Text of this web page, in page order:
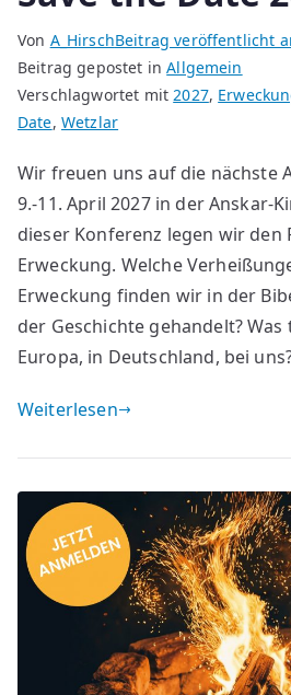
Von A_HirschBeitrag veröffentlicht
Beitrag gepostet inAllgemein
Verschlagwortet mit2027,
Date, Wetzlar
Wir freuen uns auf die nächste
9.-11. April 2027 in der Anskar-
dieser Konferenz legen wir den
Erweckung. Welche
Erweckung finden wir in der
der Geschichte gehandelt?
Europa, in Deutschland, bei
Weiterlesen